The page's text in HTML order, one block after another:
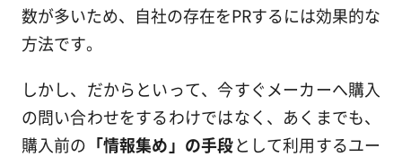
数が多いため、自社の存在をPRするには効果的な
方法です。
しかし、だからといって、今すぐメーカーへ購入
の問い合わせをするわけではなく、あくまでも、
購入前の 「情報集め」の手段として利用するユー